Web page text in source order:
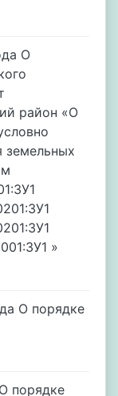
О
район «О
земельных
»
О порядке
порядке